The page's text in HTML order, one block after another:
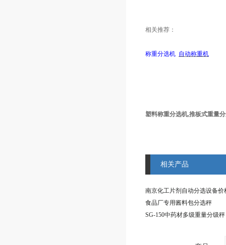
相关推荐：
称重分选机 自动称重机
塑料称重分选机,推板式重量
相关产品
南京化工片剂自动分选设备价
食品厂专用酱料包分选秤
SG-150中药材多级重量分级秤